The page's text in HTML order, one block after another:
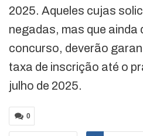
2025. Aqueles cujas
negadas, mas que ainda
concurso, deverão
taxa de inscrição até o
julho de 2025.
0